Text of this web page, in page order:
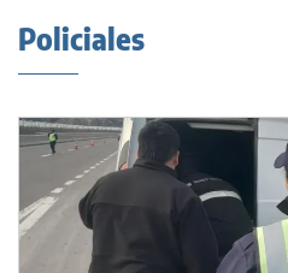
Policiales